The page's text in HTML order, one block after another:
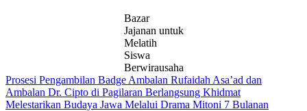
Bazar
Jajanan untuk
Melatih
Siswa
Berwirausaha
Navigasi
pos
Prosesi Pengambilan Badge Ambalan Rufaidah Asa’ad dan
Ambalan Dr. Cipto di Pagilaran Berlangsung Khidmat
Melestarikan Budaya Jawa Melalui Drama Mitoni 7 Bulanan